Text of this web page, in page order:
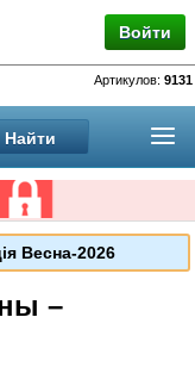
Войти
Артикулов: 9131
Весна-2026
–